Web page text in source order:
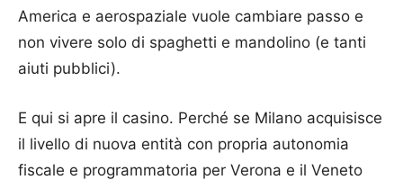
America e aerospaziale vuole cambiare passo e
non vivere solo di spaghetti e mandolino (e tanti
aiuti pubblici).
E qui si apre il casino. Perché se Milano acquisisce
il livello di nuova entità con propria autonomia
fiscale e programmatoria per Verona e il Veneto